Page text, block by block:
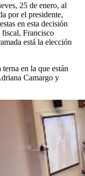
25 de enero, al
por el presidente,
en esta decisión
fiscal, Francisco
está la elección
en la que están
Camargo y